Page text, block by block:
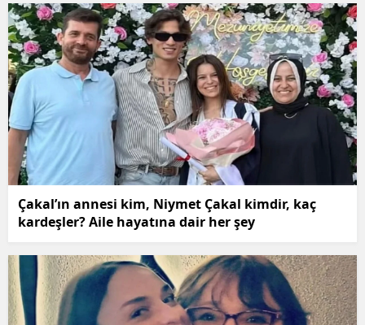
Çakal’ın annesi kim, Niymet Çakal kimdir, kaç
kardeşler? Aile hayatına dair her şey